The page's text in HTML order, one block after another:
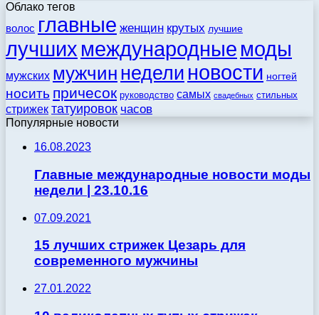
Облако тегов
волос главные женщин крутых лучшие
лучших международные моды
мужских мужчин недели новости ногтей
носить причесок руководство самых свадебных стильных
стрижек татуировок часов
Популярные новости
16.08.2023
Главные международные новости моды
недели | 23.10.16
07.09.2021
15 лучших стрижек Цезарь для
современного мужчины
27.01.2022